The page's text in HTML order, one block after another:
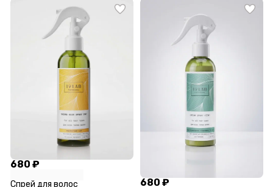
680 ₽
Спрей для волос
680 ₽